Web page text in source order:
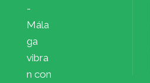
-
Mála
ga
vibra
n con